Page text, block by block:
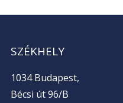
SZÉKHELY
1034 Budapest,
Bécsi út 96/B